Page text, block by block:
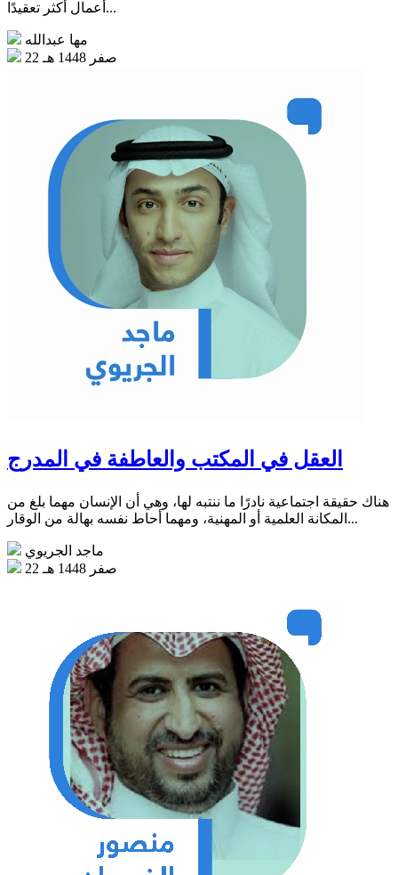
أعمال أكثر تعقيدًا...
مها عبدالله
22 صفر 1448 هـ
العقل في المكتب والعاطفة في المدرج
هناك حقيقة اجتماعية نادرًا ما ننتبه لها، وهي أن الإنسان مهما بلغ من
المكانة العلمية أو المهنية، ومهما أحاط نفسه بهالة من الوقار...
ماجد الجريوي
22 صفر 1448 هـ